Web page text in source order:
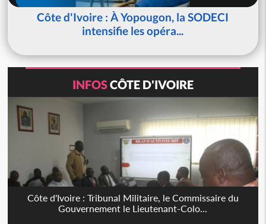
Côte d'Ivoire : À Yopougon, la SODECI
intensifie les opéra...
INFOSCÔTE D'IVOIRE
Côte d'Ivoire : Tribunal Militaire, le Commissaire du
Gouvernement le Lieutenant-Colo...